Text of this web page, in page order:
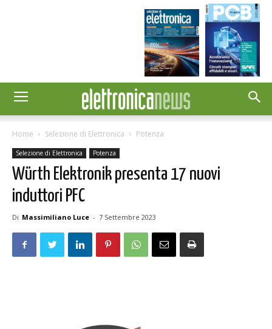
Home Selezione di Elettronica Potenza
Selezione di Elettronica Potenza
Würth Elektronik presenta 17 nuovi
induttori PFC
Di Massimiliano Luce - 7 Settembre 2023